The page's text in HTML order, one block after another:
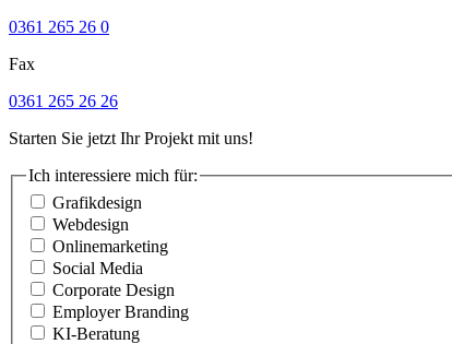
0361 265 26 0
Fax
0361 265 26 26
Starten Sie jetzt Ihr Projekt mit uns!
Ich interessiere mich für:
Grafikdesign
Webdesign
Onlinemarketing
Social Media
Corporate Design
Employer Branding
KI-Beratung